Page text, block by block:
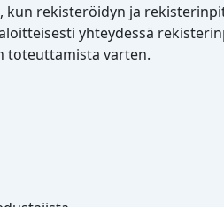
rekisteröidyn ja
yhteydessä
toteuttamista varten.